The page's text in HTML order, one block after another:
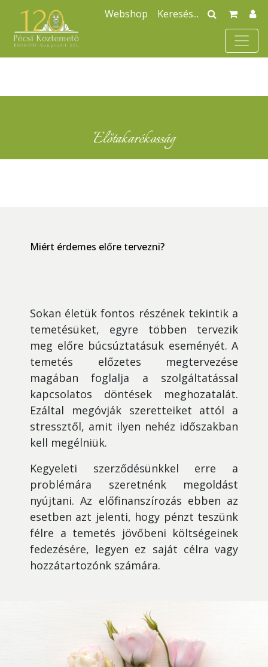
Webshop
Előtakarékosság
Miért érdemes előre tervezni?
Sokan életük fontos részének tekintik a
temetésüket, egyre többen tervezik
meg előre búcsúztatásuk eseményét. A
temetés előzetes megtervezése
magában foglalja a szolgáltatással
kapcsolatos döntések meghozatalát.
Ezáltal megóvják szeretteiket attól a
stressztől, amit ilyen nehéz időszakban
kell megélniük.
Kegyeleti szerződésünkkel erre a
problémára szeretnénk megoldást
nyújtani. Az előfinanszírozás ebben az
esetben azt jelenti, hogy pénzt teszünk
félre a temetés jövőbeni költségeinek
fedezésére, legyen ez saját célra vagy
hozzátartozónk számára.